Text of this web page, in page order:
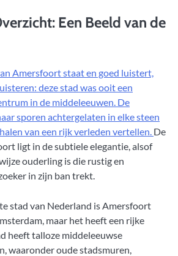
Een Beeld van de
Amersfoort staat en goed luistert,
deze stad was ooit een
in de middeleeuwen. De
sporen achtergelaten in elke steen
van een rijk verleden vertellen. De
ligt in de subtiele elegantie, alsof
ouderling is die rustig en
in zijn ban trekt.
stad van Nederland is Amersfoort
maar het heeft een rijke
heeft talloze middeleeuwse
waaronder oude stadsmuren,